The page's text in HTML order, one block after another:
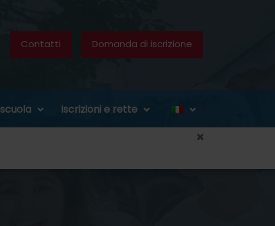
Contatti Domanda di iscrizione
Iscrizioni e rette